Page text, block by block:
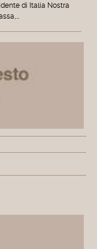
di Italia Nostra
more characters for